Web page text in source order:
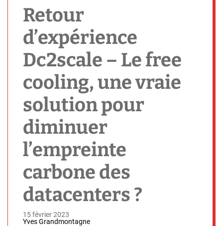
Retour
d’expérience
Dc2scale – Le free
cooling, une vraie
solution pour
diminuer
l’empreinte
carbone des
datacenters ?
15 février 2023
Yves Grandmontagne